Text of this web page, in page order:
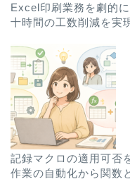
Excel印刷業務を劇的
十時間の工数削減を実
記録マクロの適用可否
作業の自動化から関数